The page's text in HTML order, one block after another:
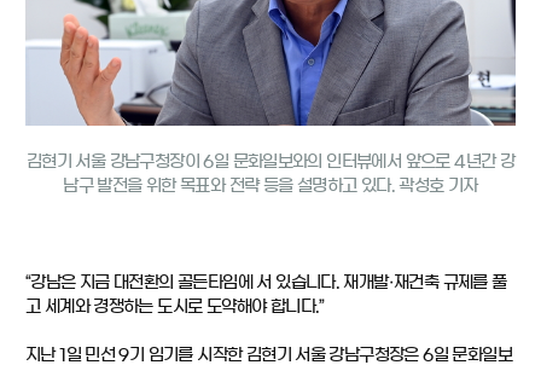
김현기 서울 강남구청장이 6일 문화일보와의 인터뷰에서 앞으로 4년간 강
남구 발전을 위한 목표와 전략 등을 설명하고 있다. 곽성호 기자
“강남은 지금 대전환의 골든타임에 서 있습니다. 재개발·재건축 규제를 풀
고 세계와 경쟁하는 도시로 도약해야 합니다.”
지난 1일 민선 9기 임기를 시작한 김현기 서울 강남구청장은 6일 문화일보